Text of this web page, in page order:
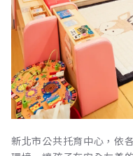
新北市公共托育中心，依